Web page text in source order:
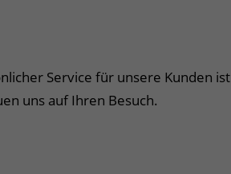
Service für unsere Kunden ist
uns auf Ihren Besuch.